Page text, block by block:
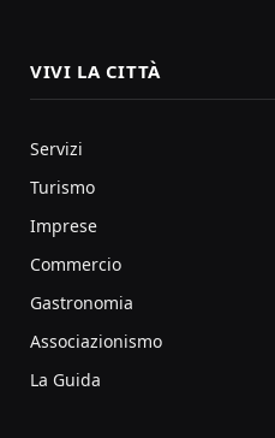
VIVI LA CITTÀ
Servizi
Turismo
Imprese
Commercio
Gastronomia
Associazionismo
La Guida